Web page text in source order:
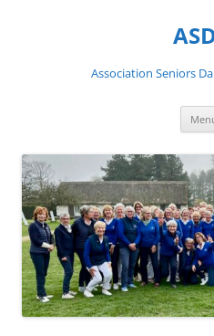
Association Seniors